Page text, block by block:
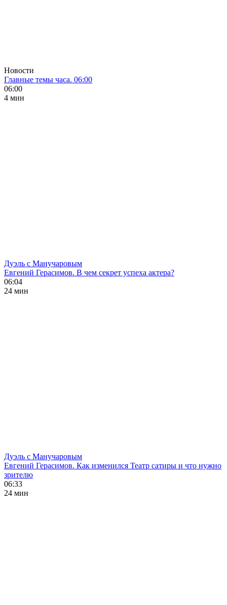
Новости
Главные темы часа. 06:00
06:00
4 мин
Дуэль с Манучаровым
Евгений Герасимов. В чем секрет успеха актера?
06:04
24 мин
Дуэль с Манучаровым
Евгений Герасимов. Как изменился Театр сатиры и что нужно
зрителю
06:33
24 мин